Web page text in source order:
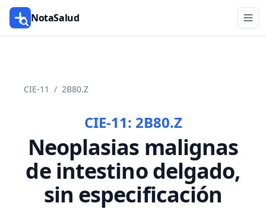
NotaSalud
CIE-11 / 2B80.Z
CIE-11: 2B80.Z
Neoplasias malignas
de intestino delgado,
sin especificación